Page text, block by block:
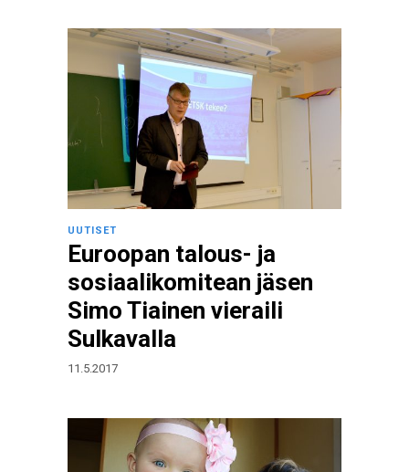
UUTISET
Euroopan talous- ja
sosiaalikomitean jäsen
Simo Tiainen vieraili
Sulkavalla
11.5.2017